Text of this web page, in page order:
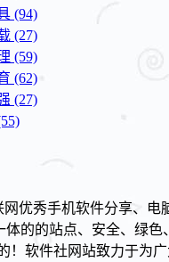
(94)
(27)
(59)
(62)
(27)
网优秀手机软件分享、电
体的的站点、安全、绿色
！软件社网站致力于为